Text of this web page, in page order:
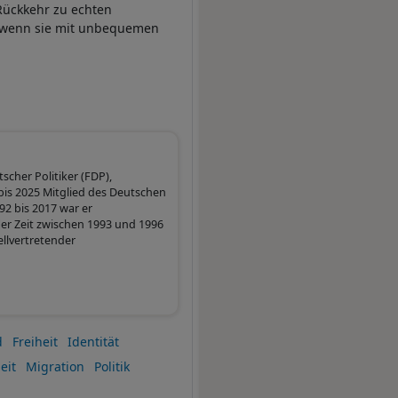
zu echten
sie mit unbequemen
Politiker (FDP),
2025 Mitglied des Deutschen
bis 2017 war er
Zeit zwischen 1993 und 1996
Freiheit
Identität
Migration
Politik